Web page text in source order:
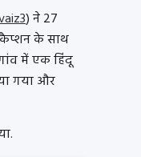
) ने 27
कैप्शन के साथ
में एक हिंदू
गया और